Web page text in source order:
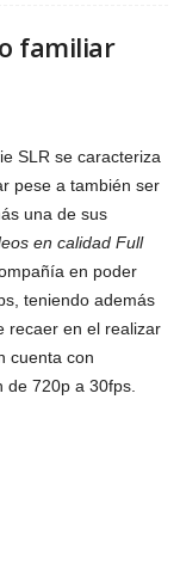
familiar
SLR se caracteriza
pese a también ser
una de sus
en calidad Full
en poder
teniendo además
recaer en el realizar
cuenta con
720p a 30fps.